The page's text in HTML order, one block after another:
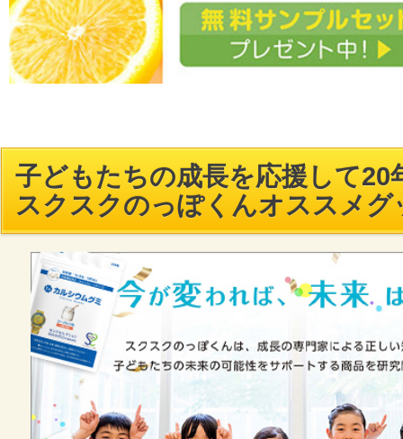
子どもたちの成長を応援して20
スクスクのっぽくんオススメグ